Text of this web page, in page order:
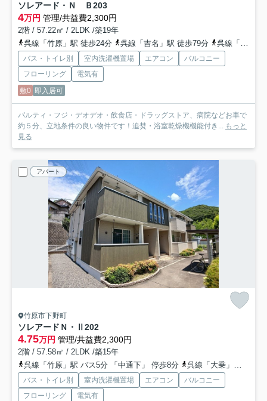
ソレアード・Ｎ Ｂ203
4万円 管理/共益費2,300円
2階 / 57.22㎡ / 2LDK /築19年
呉線「竹原」駅 徒歩24分
呉線「吉名」駅 徒歩79分 呉線「大乗」駅 車22分 7.6km
バス・トイレ別 室内洗濯機置場 エアコン
バルコニー
フローリング
電気有
敷0 即入居可
パルティ・フジ・デオデオ・飲食店・ドラッグストア、病院などお車で
約５分、立地条件の良い物件です！追焚・浴室乾燥機機能付き... もっと
見る
アパート
竹原市下野町
ソレアードＮ・Ⅱ 202
4.75万円 管理/共益費2,300円
2階 / 57.58㎡ / 2LDK /築15年
呉線「竹原」駅 バス5分 「中通下」 停歩8分
呉線「大乗」駅 徒歩84分
バス・トイレ別 室内洗濯機置場 エアコン
バルコニー
フローリング
電気有